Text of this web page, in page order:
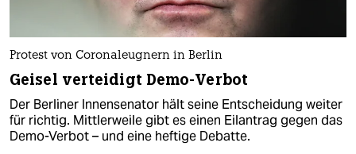
Protest von Coronaleugnern in Berlin
Geisel verteidigt Demo-Verbot
Der Berliner Innensenator hält seine Entscheidung weiter
für richtig. Mittlerweile gibt es einen Eilantrag gegen das
Demo-Verbot – und eine heftige Debatte.